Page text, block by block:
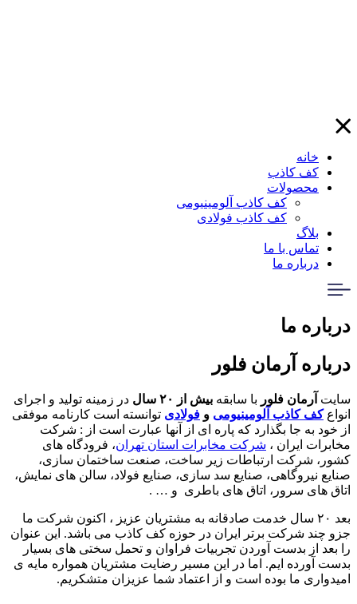
خانه
کف کاذب
محصولات
کف کاذب آلومینیومی
کف کاذب فولادی
بلاگ
تماس با ما
درباره ما
درباره ما
درباره آرمان فلور
سایت آرمان فلور با سابقه بیش از ۲۰ سال
در زمینه تولید و اجرای
انواعکف کاذب آلومینیومی و فولادی توانسته است کارنامه موفقی
از خود به جا بگذارد که پاره ای از آنها عبارت است از : شرکت
مخابرات ایران ، شرکت مخابرات استان تهران، فرودگاه های
کشور، شرکت ارتباطات زیر ساخت، صنعت ساختمان سازی،
صنایع نیروگاهی، صنایع سد سازی، صنایع فولاد، سالن های نمایش،
اتاق های سرور، اتاق های باطری و … .
بعد ۲۰ سال خدمت صادقانه به مشتریان عزیز ، اکنون شرکت ما
جزو چند شرکت برتر ایران در حوزه کف کاذب می باشد. این عنوان
را بعد از بدست آوردن تجربیات فراوان و تحمل سختی های بسیار
بدست آورده ایم. اما در این مسیر رضایت مشتریان همواره مایه ی
امیدواری ما بوده است و از اعتماد شما عزیزان متشکریم.